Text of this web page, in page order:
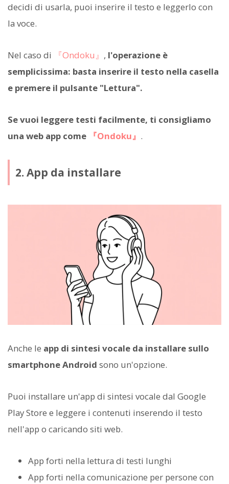
decidi di usarla, puoi inserire il testo e leggerlo con
la voce.
Nel caso di 『Ondoku』 , l'operazione è
semplicissima: basta inserire il testo nella casella
e premere il pulsante "Lettura".
Se vuoi leggere testi facilmente, ti consigliamo
una web app come
『Ondoku』 .
2. App da installare
Anche le app di sintesi vocale da installare sullo
smartphone Android sono un'opzione.
Puoi installare un'app di sintesi vocale dal Google
Play Store e leggere i contenuti inserendo il testo
nell'app o caricando siti web.
App forti nella lettura di testi lunghi
App forti nella comunicazione per persone con